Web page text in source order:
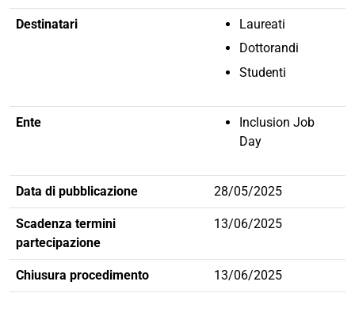
Destinatari
Laureati
Dottorandi
Studenti
Ente
Inclusion Job
Day
Data di pubblicazione 28/05/2025
Scadenza termini
partecipazione
13/06/2025
Chiusura procedimento 13/06/2025